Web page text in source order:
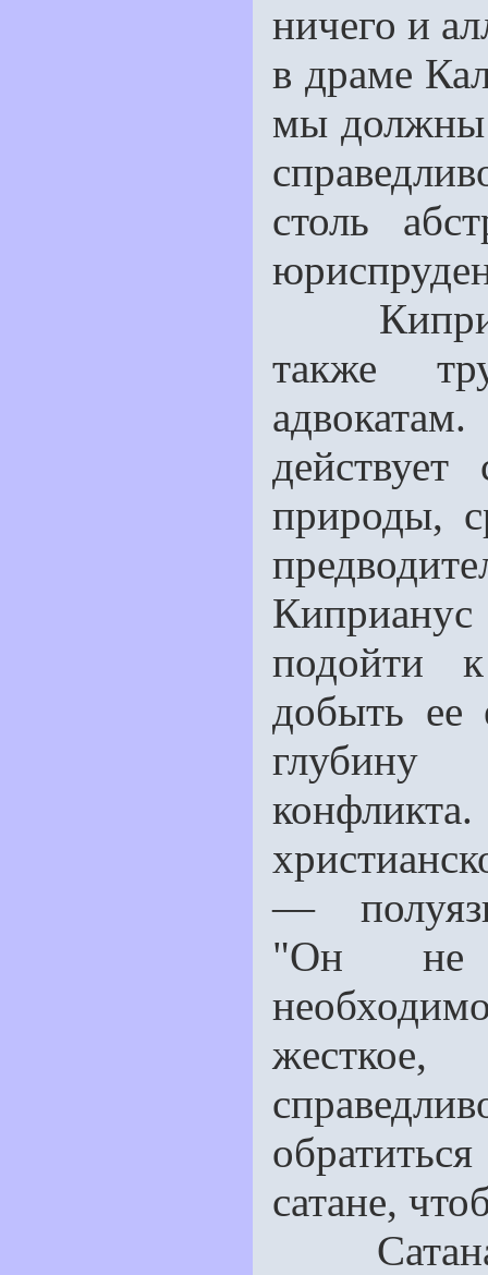
ничего и
в драме
мы должны
столь
также
природы,
подойти
добыть еe
глубину
—
"Он не
сатане,
Сатана